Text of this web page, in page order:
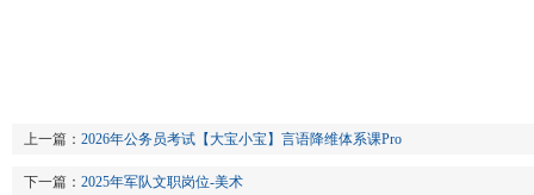
上一篇： 2026年公务员考试【大宝小宝】言语降维体系课Pro
下一篇： 2025年军队文职岗位-美术